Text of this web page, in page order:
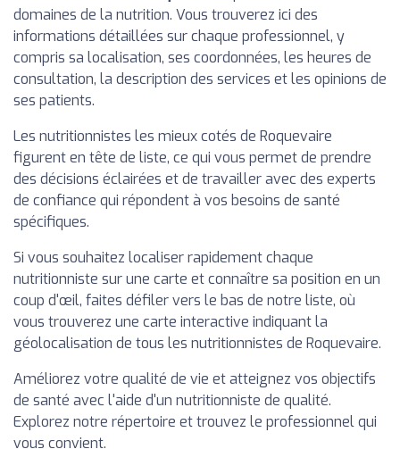
domaines de la nutrition. Vous trouverez ici des
informations détaillées sur chaque professionnel, y
compris sa localisation, ses coordonnées, les heures de
consultation, la description des services et les opinions de
ses patients.
Les nutritionnistes les mieux cotés de Roquevaire
figurent en tête de liste, ce qui vous permet de prendre
des décisions éclairées et de travailler avec des experts
de confiance qui répondent à vos besoins de santé
spécifiques.
Si vous souhaitez localiser rapidement chaque
nutritionniste sur une carte et connaître sa position en un
coup d'œil, faites défiler vers le bas de notre liste, où
vous trouverez une carte interactive indiquant la
géolocalisation de tous les nutritionnistes de Roquevaire.
Améliorez votre qualité de vie et atteignez vos objectifs
de santé avec l'aide d'un nutritionniste de qualité.
Explorez notre répertoire et trouvez le professionnel qui
vous convient.